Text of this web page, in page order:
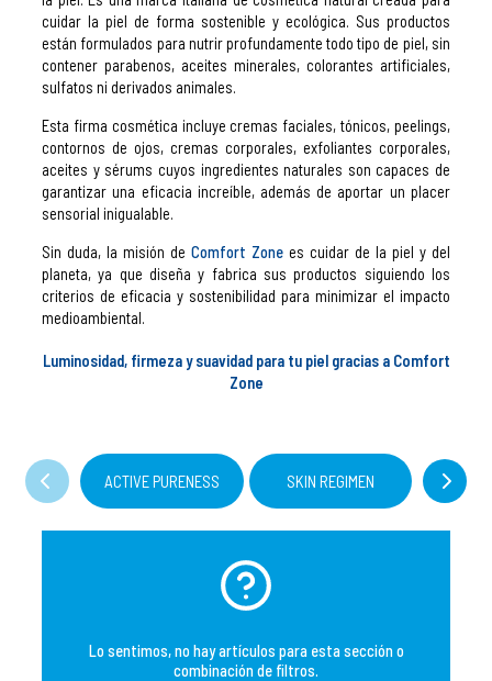
cuidar la piel de forma sostenible y ecológica. Sus productos
están formulados para nutrir profundamente todo tipo de piel, sin
contener parabenos, aceites minerales, colorantes artificiales,
sulfatos ni derivados animales.
Esta firma cosmética incluye cremas faciales, tónicos, peelings,
contornos de ojos, cremas corporales, exfoliantes corporales,
aceites y sérums cuyos ingredientes naturales son capaces de
garantizar una eficacia increíble, además de aportar un placer
sensorial inigualable.
Sin duda, la misión deComfort Zone es cuidar de la piel y del
planeta, ya que diseña y fabrica sus productos siguiendo los
criterios de eficacia y sostenibilidad para minimizar el impacto
medioambiental.
Luminosidad, firmeza y suavidad para tu piel gracias a Comfort
Zone
ACTIVE PURENESS SKIN REGIMEN
Lo sentimos, no hay artículos para esta sección o
combinación de filtros.